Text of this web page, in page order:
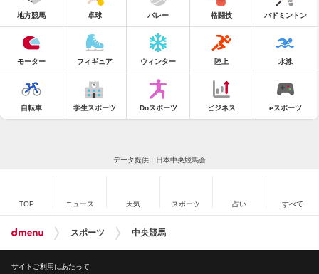
地方競馬 卓球 バレー 格闘技 バドミントン
モーター フィギュア ウィンター 陸上 水泳
自転車 学生スポーツ Doスポーツ ビジネス eスポーツ
データ提供：日本中央競馬会
TOP ニュース 天気 スポーツ 占い すべて
スポーツ 中央競馬
サイトご利用にあたって